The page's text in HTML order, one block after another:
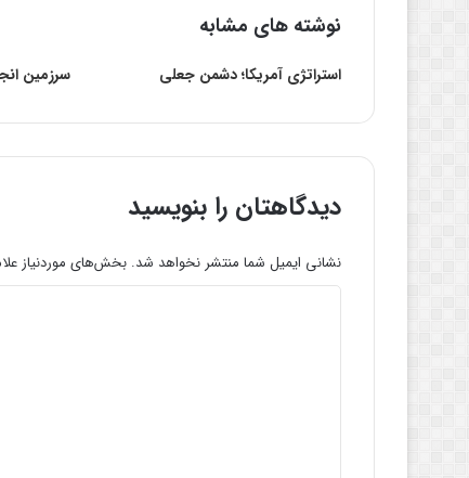
نوشته های مشابه
استراتژی آمریکا؛ دشمن جعلی سرزمین
دیدگاهتان را بنویسید
نشانی ایمیل شما منتشر نخواهد شد. بخش‌های موردنیاز